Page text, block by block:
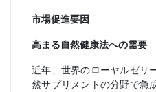
市場促進要因
高まる自然健康法への需要
近年、世界のローヤルゼリ
然サプリメントの分野で急